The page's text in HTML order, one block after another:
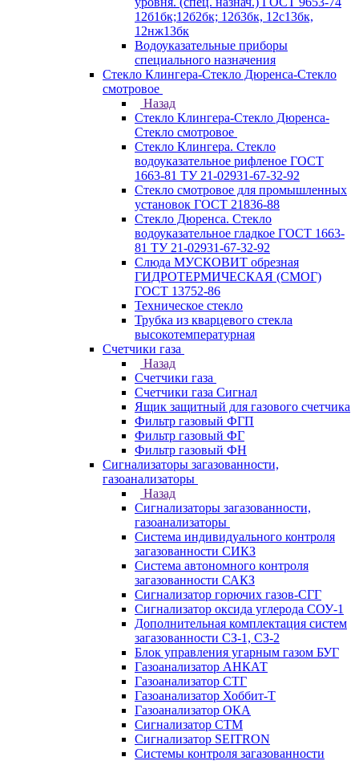
12б1бк;12б2бк; 12б3бк, 12с13бк,
12нж13бк
Водоуказательные приборы
специального назначения
Стекло Клингера-Стекло Дюренса-Стекло
смотровое
Назад
Стекло Клингера-Стекло Дюренса-
Стекло смотровое
Стекло Клингера. Стекло
водоуказательное рифленое ГОСТ
1663-81 ТУ 21-02931-67-32-92
Стекло смотровое для промышленных
установок ГОСТ 21836-88
Стекло Дюренса. Стекло
водоуказательное гладкое ГОСТ 1663-
81 ТУ 21-02931-67-32-92
Слюда МУСКОВИТ обрезная
ГИДРОТЕРМИЧЕСКАЯ (СМОГ)
ГОСТ 13752-86
Техническое стекло
Трубка из кварцевого стекла
высокотемпературная
Счетчики газа
Назад
Счетчики газа
Счетчики газа Сигнал
Ящик защитный для газового счетчика
Фильтр газовый ФГП
Фильтр газовый ФГ
Фильтр газовый ФН
Сигнализаторы загазованности,
газоанализаторы
Назад
Сигнализаторы загазованности,
газоанализаторы
Система индивидуального контроля
загазованности СИКЗ
Система автономного контроля
загазованности САКЗ
Сигнализатор горючих газов-СГГ
Сигнализатор оксида углерода СОУ-1
Дополнительная комплектация систем
загазованности СЗ-1, СЗ-2
Блок управления угарным газом БУГ
Газоанализатор АНКАТ
Газоанализатор СТГ
Газоанализатор Хоббит-Т
Газоанализатор ОКА
Сигнализатор СТМ
Сигнализатор SEITRON
Системы контроля загазованности